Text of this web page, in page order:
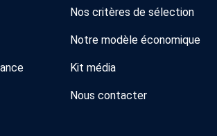
Nos critères de sélection
Notre modèle économique
Kit média
Nous contacter